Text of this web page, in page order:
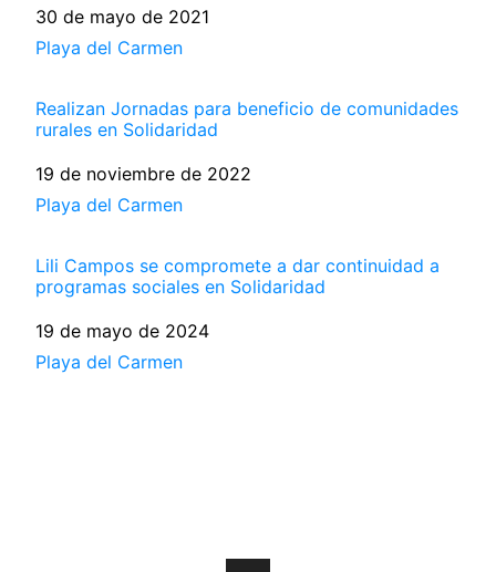
Fecha
30 de mayo de 2021
Respecto a
Playa del Carmen
Realizan Jornadas para beneficio de comunidades
rurales en Solidaridad
Fecha
19 de noviembre de 2022
Respecto a
Playa del Carmen
Lili Campos se compromete a dar continuidad a
programas sociales en Solidaridad
Fecha
19 de mayo de 2024
Respecto a
Playa del Carmen